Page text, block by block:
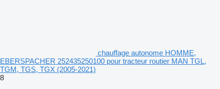
chauffage autonome HOMME,
EBERSPACHER 252435250100 pour tracteur routier MAN TGL,
TGM, TGS, TGX (2005-2021)
8